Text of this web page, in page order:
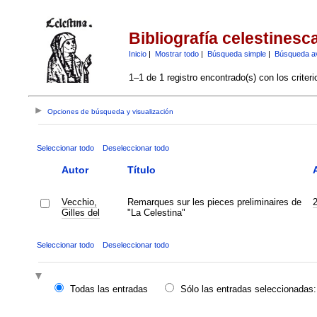
Bibliografía
Inicio| Mostrar todo| Búsqueda simple| Búsqueda
1–1 de 1 registro encontrado(s) con los
Opciones de búsqueda y visualización
Seleccionar todo Deseleccionar todo
Autor Título
Vecchio,
Gilles del
Remarques sur les pieces preliminaires de
"La Celestina"
Seleccionar todo Deseleccionar todo
Todas las entradas
Sólo las entradas seleccionadas: